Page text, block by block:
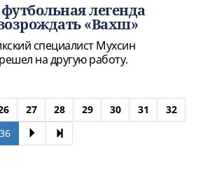
легенда
«Вахш»
специалист Мухсин
на другую работу.
27 28 29 30 31
32
36